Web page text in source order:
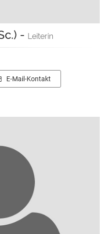
- Leiterin
E-Mail-Kontakt